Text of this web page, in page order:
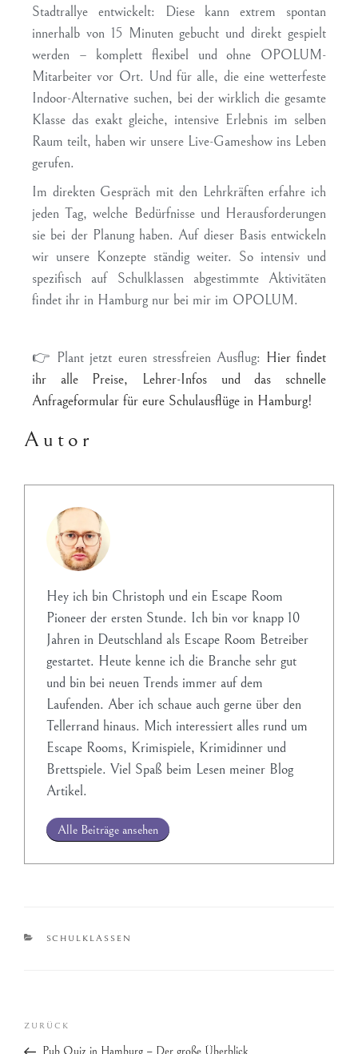
Stadtrallye entwickelt: Diese kann extrem spontan
innerhalb von 15 Minuten gebucht und direkt gespielt
werden – komplett flexibel und ohne OPOLUM-
Mitarbeiter vor Ort. Und für alle, die eine wetterfeste
Indoor-Alternative suchen, bei der wirklich die gesamte
Klasse das exakt gleiche, intensive Erlebnis im selben
Raum teilt, haben wir unsere Live-Gameshow ins Leben
gerufen.
Im direkten Gespräch mit den Lehrkräften erfahre ich
jeden Tag, welche Bedürfnisse und Herausforderungen
sie bei der Planung haben. Auf dieser Basis entwickeln
wir unsere Konzepte ständig weiter. So intensiv und
spezifisch auf Schulklassen abgestimmte Aktivitäten
findet ihr in Hamburg nur bei mir im OPOLUM.
👉 Plant jetzt euren stressfreien Ausflug: Hier findet
ihr alle Preise, Lehrer-Infos und das schnelle
Anfrageformular für eure Schulausflüge in Hamburg!
Autor
Hey ich bin Christoph und ein Escape Room
Pioneer der ersten Stunde. Ich bin vor knapp 10
Jahren in Deutschland als Escape Room Betreiber
gestartet. Heute kenne ich die Branche sehr gut
und bin bei neuen Trends immer auf dem
Laufenden. Aber ich schaue auch gerne über den
Tellerrand hinaus. Mich interessiert alles rund um
Escape Rooms, Krimispiele, Krimidinner und
Brettspiele. Viel Spaß beim Lesen meiner Blog
Artikel.
Alle Beiträge ansehen
SCHULKLASSEN
ZURÜCK
Pub Quiz in Hamburg – Der große Überblick